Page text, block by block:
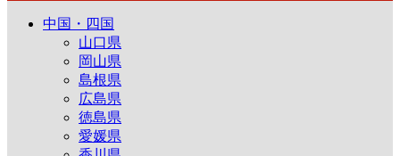
中国・四国
山口県
岡山県
島根県
広島県
徳島県
愛媛県